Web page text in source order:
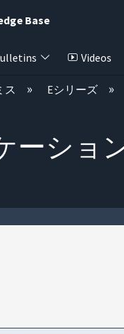
Base
Videos
開/折りたたむ
ス Eシリーズ
ーショ